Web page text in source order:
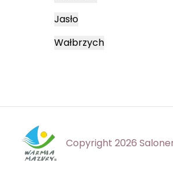
Jasło
Wałbrzych
Copyright 2026